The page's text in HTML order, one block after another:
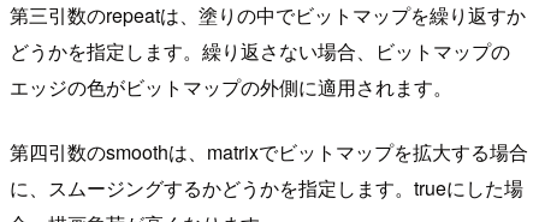
第三引数のrepeatは、塗りの中でビットマップを繰り返すか
どうかを指定します。繰り返さない場合、ビットマップの
エッジの色がビットマップの外側に適用されます。
第四引数のsmoothは、matrixでビットマップを拡大する場合
に、スムージングするかどうかを指定します。trueにした場